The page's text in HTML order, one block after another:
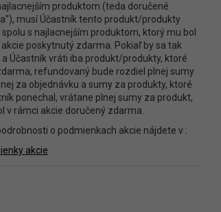
produktom (teda doručené
musí Účastník tento produkt/produkty
s najlacnejším produktom, ktorý mu bol
poskytnutý zdarma. Pokiaľ by sa tak
a Účastník vráti iba produkt/produkty, ktoré
refundovaný bude rozdiel plnej sumy
za objednávku a sumy za produkty, ktoré
ponechal, vrátane plnej sumy za produkt,
v rámci akcie doručený zdarma.
o podmienkach akcie nájdete v :
akcie